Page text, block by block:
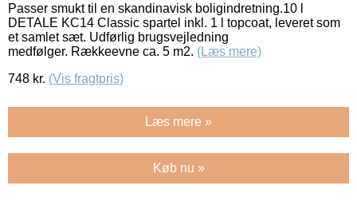
Passer smukt til en skandinavisk boligindretning.10 l
DETALE KC14 Classic spartel inkl. 1 l topcoat, leveret som
et samlet sæt. Udførlig brugsvejledning
medfølger. Rækkeevne ca. 5 m2. (Læs mere)
748 kr. (Vis fragtpris)
Læs mere »
Køb nu »